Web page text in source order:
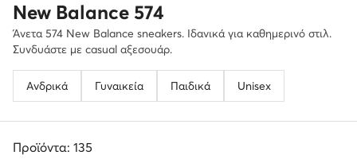
New Balance 574
Άνετα 574 New Balance sneakers. Ιδανικά για καθημερινό στιλ.
Συνδυάστε με casual αξεσουάρ.
Ανδρικά Γυναικεία Παιδικά Unisex
Προϊόντα: 135